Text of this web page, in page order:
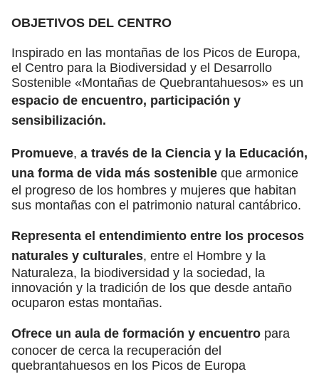
OBJETIVOS DEL CENTRO
Inspirado en las montañas de los Picos de Europa,
el Centro para la Biodiversidad y el Desarrollo
Sostenible «Montañas de Quebrantahuesos» es un
espacio de encuentro, participación y
sensibilización.
Promueve, a través de la Ciencia y la Educación,
una forma de vida más sostenible que armonice
el progreso de los hombres y mujeres que habitan
sus montañas con el patrimonio natural cantábrico.
Representa el entendimiento entre los procesos
naturales y culturales, entre el Hombre y la
Naturaleza, la biodiversidad y la sociedad, la
innovación y la tradición de los que desde antaño
ocuparon estas montañas.
Ofrece un aula de formación y encuentro para
conocer de cerca la recuperación del
quebrantahuesos en los Picos de Europa